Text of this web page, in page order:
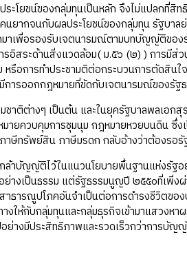
โยชน์ของกลุ่มทุนเป็นหลัก จึงไม่แปลกที่สิ
ยากจนกับผลประโยชน์ของกลุ่มทุน รัฐบา
าเพื่อรองรับเจตนารมณ์ตามบทบัญญัติขอ
อิสระด้านสิ่งแวดล้อม( ม.๕๖ (๒) ) การมีส่
รือการทำประชามติต่อกระบวนการตัดสินใ
ารออกกฎหมายที่ขัดกับเจตนารมณ์ของรั
ชาติต่างๆ เป็นต้น และในยุครัฐบาลพลเอ
ยควบคุมการชุมนุม กฎหมายหวยบนดิน ซึ่ง
าษีทรัพย์สิน ภาษีมรดก กลับอ้างว่าต้องรอ
าบัญญัติไว้ในแนวนโยบายพื้นฐานแห่งรัฐอ
ย่างเป็นธรรม แต่รัฐธรรมนูญปี ๒๕๕๐ที่เพิ่
ธารณูปโภคอันจำเป็นต่อการดำรงชีวิตขอ
างให้กับกลุ่มทุนและกลุ่มธุรกิจเข้ามาแสวง
างมีประสิทธิภาพและรวดเร็วกว่าการบั